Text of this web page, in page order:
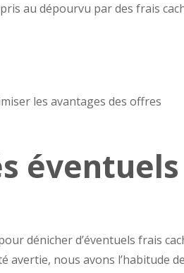
au dépourvu par des frais
les avantages des offres
éventuels
dénicher d’éventuels frais
nous avons l’habitude de